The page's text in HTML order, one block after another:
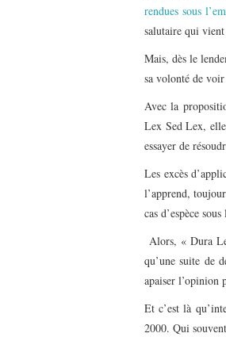
rendues sous
salutaire qui
Mais, dès le
sa volonté de
Avec la
Lex Sed Lex,
essayer de
Les excès
l’apprend,
cas d’espèce
Alors, « Dura
qu’une suite de
apaiser l’opinion
Et c’est là
2000. Qui